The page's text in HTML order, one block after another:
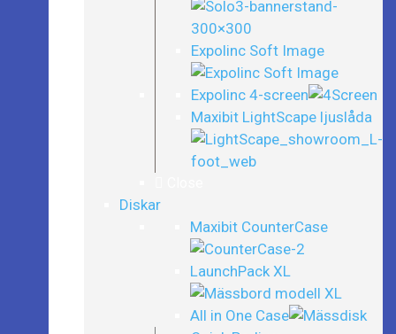
Expolinc Soft Image
Expolinc 4-screen
Maxibit LightScape ljuslåda
Diskar
Maxibit CounterCase
LaunchPack XL
All in One Case